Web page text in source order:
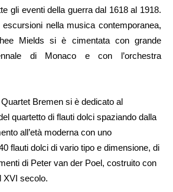
gli eventi della guerra dal 1618 al 1918.
nella musica contemporanea,
Mields si è cimentata con grande
di Monaco e con l’orchestra
Bremen si è dedicato al
quartetto di flauti dolci spaziando dalla
all’età moderna con uno
flauti dolci di vario tipo e dimensione, di
di Peter van der Poel, costruito con
XVI secolo.